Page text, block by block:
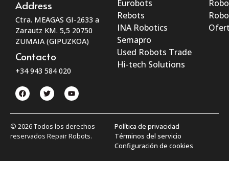
Address
Ctra. MEAGAS GI-2633 a
Zarautz KM. 5,5 20750
ZUMAIA (GIPUZKOA)
Contacto
+34 943 584 020
Eurobots
Rebots
INA Robotics
Semapro
Used Robots Trade
Hi-tech Solutions
© 2026 Todos los derechos
reservados Repair Robots.
Política de privacidad
Términos del servicio
Configuración de cookies